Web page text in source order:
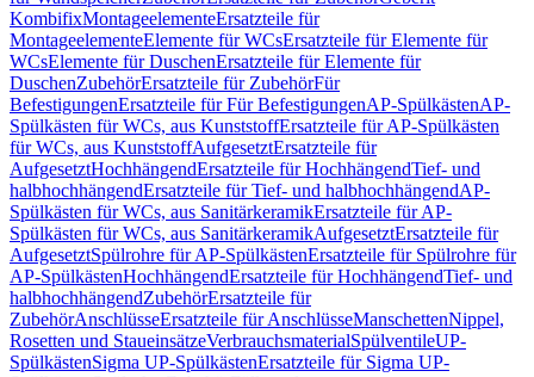
KombifixMontageelementeErsatzteile für
MontageelementeElemente für WCsErsatzteile für Elemente für
WCsElemente für DuschenErsatzteile für Elemente für
DuschenZubehörErsatzteile für ZubehörFür
BefestigungenErsatzteile für Für BefestigungenAP-SpülkästenAP-
Spülkästen für WCs, aus KunststoffErsatzteile für AP-Spülkästen
für WCs, aus KunststoffAufgesetztErsatzteile für
AufgesetztHochhängendErsatzteile für HochhängendTief- und
halbhochhängendErsatzteile für Tief- und halbhochhängendAP-
Spülkästen für WCs, aus SanitärkeramikErsatzteile für AP-
Spülkästen für WCs, aus SanitärkeramikAufgesetztErsatzteile für
AufgesetztSpülrohre für AP-SpülkästenErsatzteile für Spülrohre für
AP-SpülkästenHochhängendErsatzteile für HochhängendTief- und
halbhochhängendZubehörErsatzteile für
ZubehörAnschlüsseErsatzteile für AnschlüsseManschettenNippel,
Rosetten und StaueinsätzeVerbrauchsmaterialSpülventileUP-
SpülkästenSigma UP-SpülkästenErsatzteile für Sigma UP-